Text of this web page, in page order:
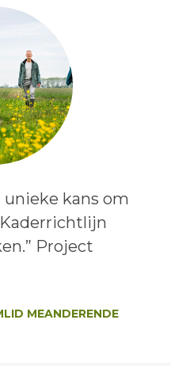
kans om
Project
MEANDERENDE